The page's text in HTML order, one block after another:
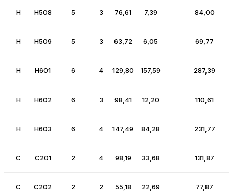
H H508 5 3 76,61 7,39 84,00
H H509 5 3 63,72 6,05 69,77
H H601 6 4 129,80 157,59 287,39
H H602 6 3 98,41 12,20 110,61
H H603 6 4 147,49 84,28 231,77
C C201 2 4 98,19 33,68 131,87
C C202 2 2 55,18 22,69 77,87